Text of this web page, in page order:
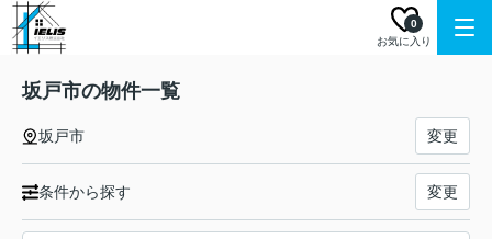
お気に入り
0
坂戸市の物件一覧
坂戸市 変更
条件から探す 変更